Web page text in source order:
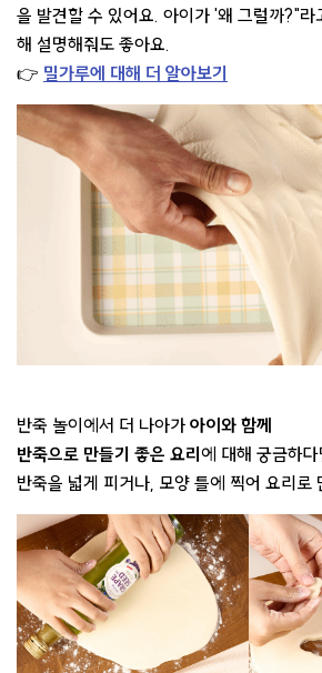
을 발견할 수 있어요. 아이가 '왜 그럴까?"라
해 설명해줘도 좋아요.
👉 밀가루에 대해 더 알아보기
반죽 놀이에서 더 나아가 아이와 함께
반죽으로 만들기 좋은 요리 에 대해 궁금하다
반죽을 넓게 피거나, 모양 틀에 찍어 요리로